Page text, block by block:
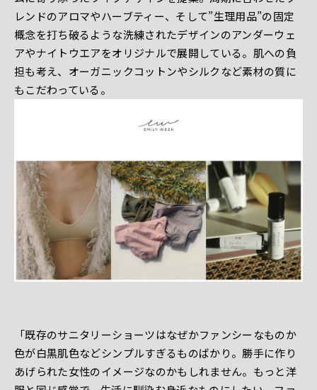
レンドのアロマやハーブティー、そして”生理用品”の固定
概念を打ち破るような洗練されたデザインのアンダーウェ
アやナイトウエアをオリジナルで展開している。肌への負
担も考え、オーガニックコットンやシルクなど素材の質に
もこだわっている。
「既存のサニタリーショーツはなぜかファンシーなものか
色が白黒肌色などシンプルすぎるものばかり。勝手に作り
あげられた女性のイメージなのかもしれません。もっと洋